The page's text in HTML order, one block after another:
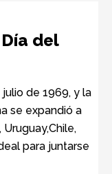
del
de 1969, y la
se expandió a
para juntarse